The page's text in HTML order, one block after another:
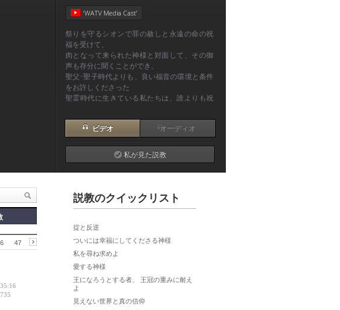
47
35:16
735